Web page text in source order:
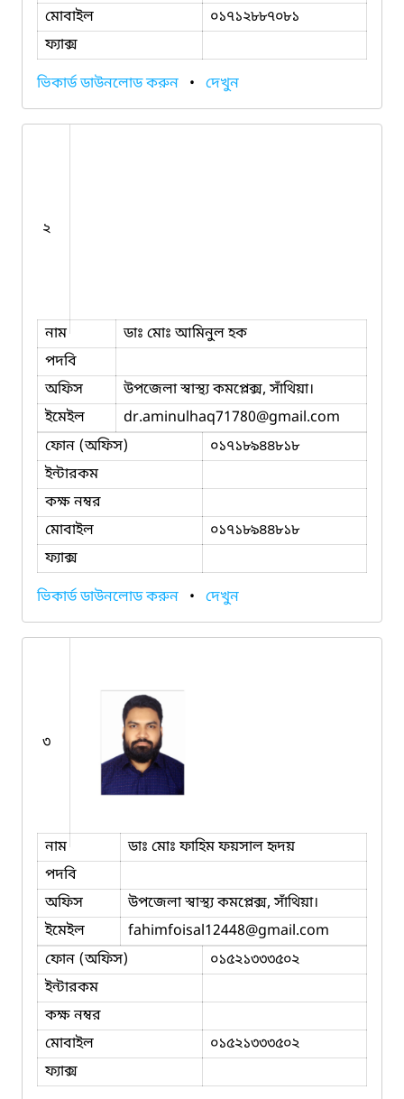
মোবাইল
০১৭১২৮৮৭০৮১
ফ্যাক্স
ভিকার্ড ডাউনলোড করুন • দেখুন
২
নাম
ডাঃ মোঃ আমিনুল হক
পদবি
অফিস
উপজেলা স্বাস্থ্য কমপ্লেক্স, সাঁথিয়া।
ইমেইল
dr.aminulhaq71780@gmail.com
ফোন (অফিস)
০১৭১৮৯৪৪৮১৮
ইন্টারকম
কক্ষ নম্বর
মোবাইল
০১৭১৮৯৪৪৮১৮
ফ্যাক্স
ভিকার্ড ডাউনলোড করুন • দেখুন
৩
নাম
ডাঃ মোঃ ফাহিম ফয়সাল হৃদয়
পদবি
অফিস
উপজেলা স্বাস্থ্য কমপ্লেক্স, সাঁথিয়া।
ইমেইল
fahimfoisal12448@gmail.com
ফোন (অফিস)
০১৫২১৩৩৩৫০২
ইন্টারকম
কক্ষ নম্বর
মোবাইল
০১৫২১৩৩৩৫০২
ফ্যাক্স